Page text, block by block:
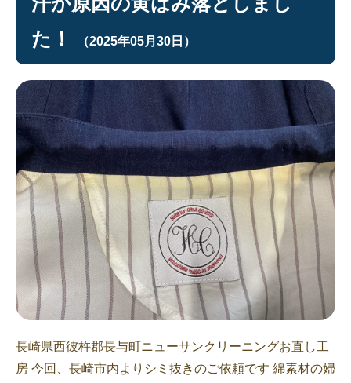
た！
（2025年05月30日）
長崎県西彼杵郡長与町ニューサンクリーニングお直し工
房 今回、長崎市内よりシミ抜きのご依頼です 綿素材の婦